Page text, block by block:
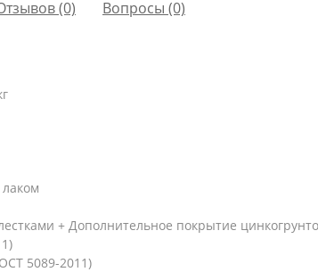
(0) Вопросы (0)
+ Дополнительное покрытие
5089-2011)